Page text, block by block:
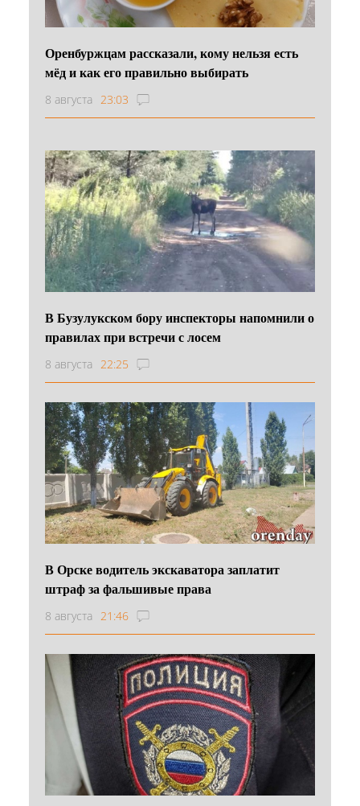
Оренбуржцам рассказали, кому нельзя есть
мёд и как его правильно выбирать
8 августа 23:03
В Бузулукском бору инспекторы напомнили о
правилах при встречи с лосем
8 августа 22:25
В Орске водитель экскаватора заплатит
штраф за фальшивые права
8 августа 21:46